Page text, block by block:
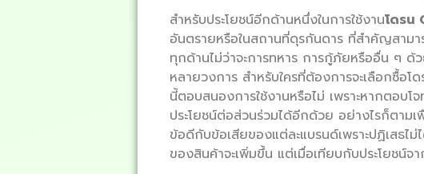
สำหรับประโยชน์อีกด้านหนึ่งในการใช้งานโดรน
อันตรายหรือในสถานที่ดุรกันดาร ที่สำคัญสามา
ทุกด้านไม่ว่าจะการทหาร การกู้ภัยหรืออื่น ๆ ด้
หลายวงการ สำหรับใครที่ต้องการจะเลือกซื้อ
นี้ตอบสนองการใช้งานหรือไม่ เพราะหากตอบ
ประโยชน์ต่อส่วนร่วมได้อีกด้วย อย่างไรก็ตาม
ข้อดีกับข้อเสียของแต่ละแบรนด์เพราะปฏิเสธไ
ของสินค้าจะเพิ่มขึ้น แต่เมื่อเทียบกับประโยชน์จ